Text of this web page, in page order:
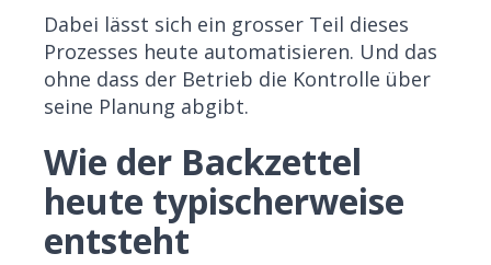
Dabei lässt sich ein grosser Teil dieses
Prozesses heute automatisieren. Und das
ohne dass der Betrieb die Kontrolle über
seine Planung abgibt.
Wie der Backzettel
heute typischerweise
entsteht